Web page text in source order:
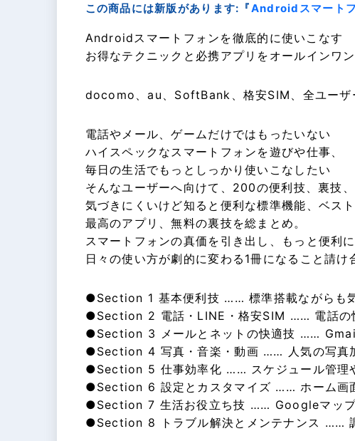
この商品には新版があります:『Androidスマート
Androidスマートフォンを徹底的に使いこなす
お得なテクニックと必携アプリをオールインワ
docomo、au、SoftBank、格安SIM、全ユーザ
電話やメール、ゲームだけではもったいない
ハイスペックなスマートフォンを遊びや仕事、
毎日の生活でもっとしっかり使いこなしたい
そんなユーザーへ向けて、200の便利技、裏技、
気づきにくいけど知ると便利な標準機能、ベスト
最高のアプリ、無料の裏技を総まとめ。
スマートフォンの真価を引き出し、もっと便利に
日々の使い方が劇的に変わる1冊になること請け
●Section 1 基本便利技 …… 標準搭載ながらも
●Section 2 電話・LINE・格安SIM …… 電話の
●Section 3 メールとネットの快適技 …… Gmail
●Section 4 写真・音楽・動画 …… 人気の写真
●Section 5 仕事効率化 …… スケジュール管理
●Section 6 設定とカスタマイズ …… ホーム画
●Section 7 生活お役立ち技 …… Googleマップ
●Section 8 トラブル解決とメンテナンス ……